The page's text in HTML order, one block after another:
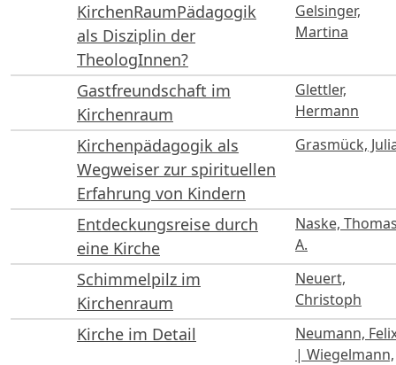
KirchenRaumPädagogik
als Disziplin der
TheologInnen?
Gelsinger,
Martina
Gastfreundschaft im
Kirchenraum
Glettler,
Hermann
Kirchenpädagogik als
Wegweiser zur spirituellen
Erfahrung von Kindern
Grasmück,
Entdeckungsreise durch
eine Kirche
Naske,
A.
Schimmelpilz im
Kirchenraum
Neuert,
Christoph
Kirche im Detail
Neumann,
| Wiegelmann,